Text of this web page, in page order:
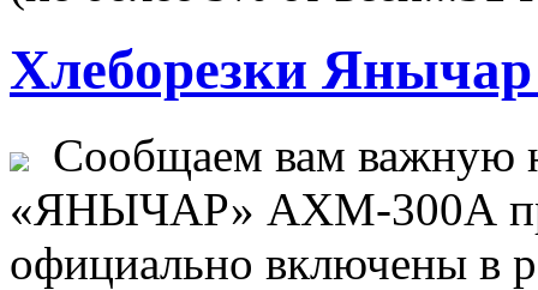
Хлеборезки Янычар
Сообщаем вам важную
«ЯНЫЧАР» АХМ-300А
официально включены в